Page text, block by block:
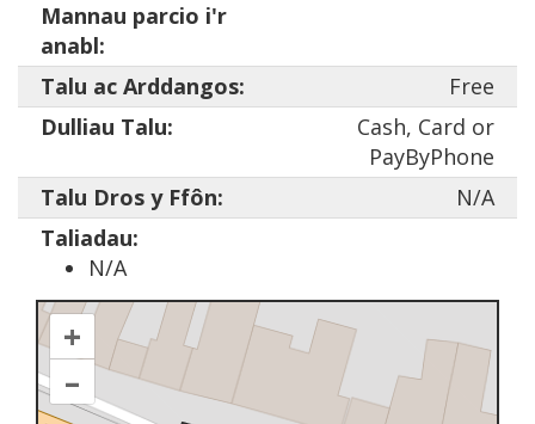
Mannau parcio i'r
anabl:
Talu ac Arddangos:
Free
Dulliau Talu:
Cash, Card or
PayByPhone
Talu Dros y Ffôn:
N/A
Taliadau:
N/A
+
–